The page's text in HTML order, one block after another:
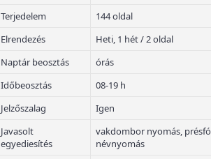
Terjedelem
144 oldal
Elrendezés
Heti, 1 hét / 2 oldal
Naptár beosztás
órás
Időbeosztás
08-19 h
Jelzőszalag
Igen
Javasolt
egyediesítés
vakdombor nyomás,
névnyomás